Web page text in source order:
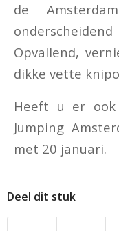
de
Opvallend,
dikke vette
Heeft u er ook
Jumping
met 20 januari.
Deel dit stuk